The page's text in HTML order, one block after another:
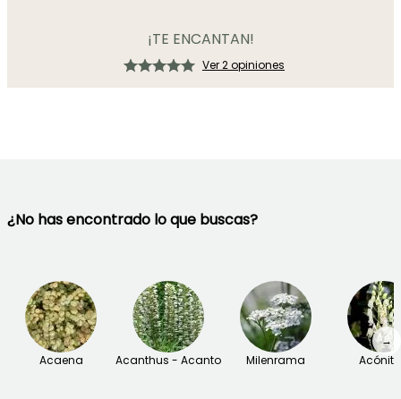
¡TE ENCANTAN!
Ver 2 opiniones
¿No has encontrado lo que buscas?
Acaena Acanthus - Acanto Milenrama
→